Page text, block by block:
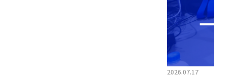
2026.07.17